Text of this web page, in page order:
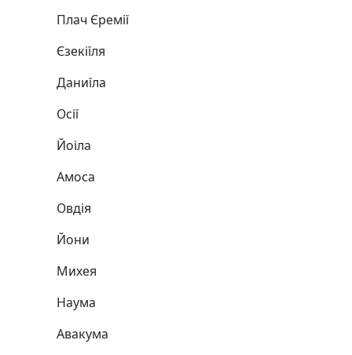
Плач Єремії
Єзекіїля
Даниїла
Осії
Йоіла
Амоса
Овдія
Йони
Михея
Наума
Авакума